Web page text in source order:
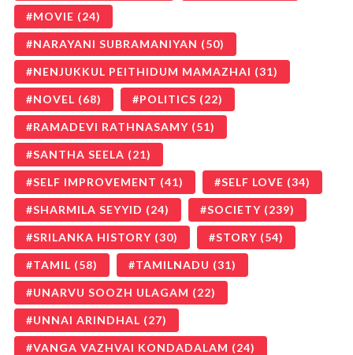
MOVIE (24)
NARAYANI SUBRAMANIYAN (50)
NENJUKKUL PEITHIDUM MAMAZHAI (31)
NOVEL (68) POLITICS (22)
RAMADEVI RATHNASAMY (51)
SANTHA SEELA (21)
SELF IMPROVEMENT (41) SELF LOVE (34)
SHARMILA SEYYID (24) SOCIETY (239)
SRILANKA HISTORY (30) STORY (54)
TAMIL (58) TAMILNADU (31)
UNARVU SOOZH ULAGAM (22)
UNNAI ARINDHAL (27)
VANGA VAZHVAI KONDADALAM (24)